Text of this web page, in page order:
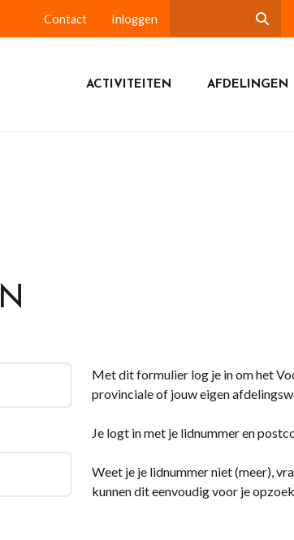
Contact Inloggen
ACTIVITEITEN AFDELINGEN
Met dit formulier log je in om het
provinciale of jouw eigen
Je logt in met je lidnummer en
Weet je je lidnummer niet (meer),
kunnen dit eenvoudig voor je